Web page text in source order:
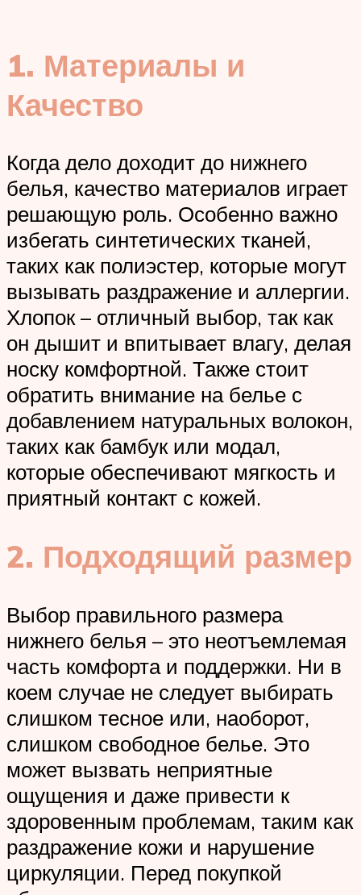
1. Материалы и
Качество
Когда дело доходит до нижнего
белья, качество материалов играет
решающую роль. Особенно важно
избегать синтетических тканей,
таких как полиэстер, которые могут
вызывать раздражение и аллергии.
Хлопок – отличный выбор, так как
он дышит и впитывает влагу, делая
носку комфортной. Также стоит
обратить внимание на белье с
добавлением натуральных волокон,
таких как бамбук или модал,
которые обеспечивают мягкость и
приятный контакт с кожей.
2. Подходящий размер
Выбор правильного размера
нижнего белья – это неотъемлемая
часть комфорта и поддержки. Ни в
коем случае не следует выбирать
слишком тесное или, наоборот,
слишком свободное белье. Это
может вызвать неприятные
ощущения и даже привести к
здоровенным проблемам, таким как
раздражение кожи и нарушение
циркуляции. Перед покупкой